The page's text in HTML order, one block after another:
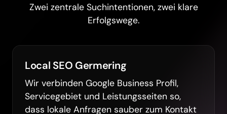
Zwei zentrale Suchintentionen, zwei klare
Erfolgswege.
Local SEO Germering
Wir verbinden Google Business Profil,
Servicegebiet und Leistungsseiten so,
dass lokale Anfragen sauber zum Kontakt